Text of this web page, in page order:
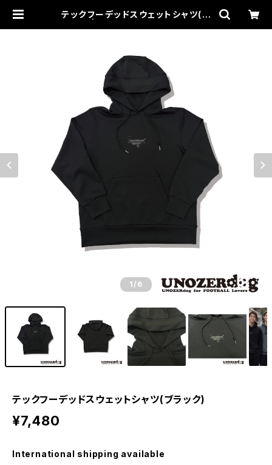
テックフーデッドスウェットシャツ(ブ
1 /6
テックフーデッドスウェットシャツ(ブラック)
¥7,480
International shipping available